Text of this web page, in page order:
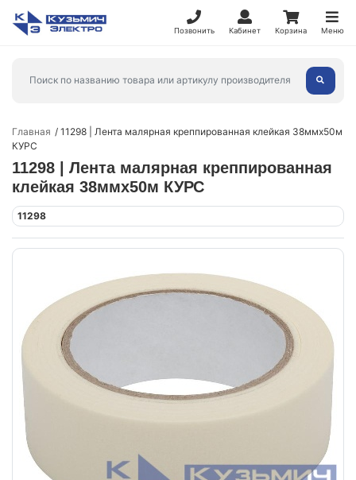
Позвонить Кабинет Корзина Меню
Главная
11298 | Лента малярная креппированная клейкая 38ммх50м
КУРС
11298 | Лента малярная креппированная
клейкая 38ммх50м КУРС
11298